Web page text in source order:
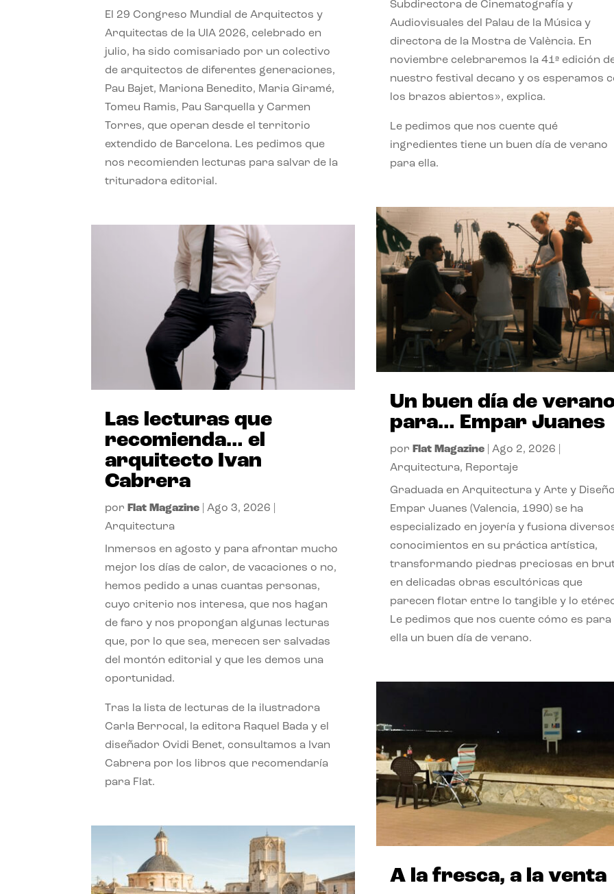
El 29 Congreso Mundial de Arquitectos y
Arquitectas de la UIA 2026, celebrado en
julio, ha sido comisariado por un colectivo
de arquitectos de diferentes generaciones,
Pau Bajet, Mariona Benedito, Maria Giramé,
Tomeu Ramis, Pau Sarquella y Carmen
Torres, que operan desde el territorio
extendido de Barcelona. Les pedimos que
nos recomienden lecturas para salvar de la
trituradora editorial.
Las lecturas que
recomienda… el
arquitecto Ivan
Cabrera
por Flat Magazine |Ago 3, 2026
Arquitectura
Inmersos en agosto y para afrontar mucho
mejor los días de calor, de vacaciones o no,
hemos pedido a unas cuantas personas,
cuyo criterio nos interesa, que nos hagan
de faro y nos propongan algunas lecturas
que, por lo que sea, merecen ser salvadas
del montón editorial y que les demos una
oportunidad.
Tras la lista de lecturas de la ilustradora
Carla Berrocal, la editora Raquel Bada y el
diseñador Ovidi Benet, consultamos a Ivan
Cabrera por los libros que recomendaría
para Flat.
Subdirectora de Cinematografía y
Audiovisuales del Palau de la Música y
directora de la Mostra de València. En
noviembre celebraremos la 41ª edición
nuestro festival decano y os esperamos
los brazos abiertos», explica.
Le pedimos que nos cuente qué
ingredientes tiene un buen día de verano
para ella.
Un buen día de
para… Empar Juanes
por Flat Magazine| Ago 2, 2026
Arquitectura, Reportaje
Graduada en Arquitectura y Arte y
Empar Juanes (Valencia, 1990) se ha
especializado en joyería y fusiona
conocimientos en su práctica artística,
transformando piedras preciosas en
en delicadas obras escultóricas que
parecen flotar entre lo tangible y lo
Le pedimos que nos cuente cómo es para
ella un buen día de verano.
A la fresca, a la venta